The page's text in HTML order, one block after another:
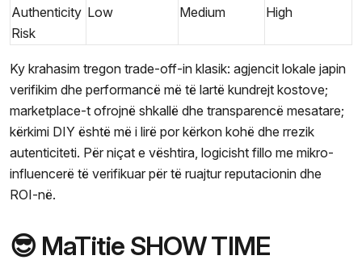
Authenticity
Risk
Low Medium High
Ky krahasim tregon trade-off-in klasik: agjencit lokale japin
verifikim dhe performancë më të lartë kundrejt kostove;
marketplace-t ofrojnë shkallë dhe transparencë mesatare;
kërkimi DIY është më i lirë por kërkon kohë dhe rrezik
autenticiteti. Për niçat e vështira, logicisht fillo me mikro-
influencerë të verifikuar për të ruajtur reputacionin dhe
ROI-në.
😎 MaTitie SHOW TIME